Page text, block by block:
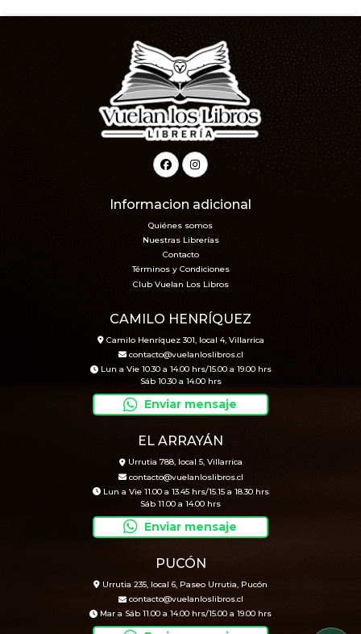
Informacion adicional
Quiénes somos
Nuestras Librerías
Contacto
Términos y Condiciones
Club Vuelan Los Libros
CAMILO HENRÍQUEZ
Camilo Henríquez 301, local 4, Villarrica
contacto@vuelanloslibros.cl
Lun a Vie 10.30 a 14.00 hrs/15.00 a 19.00 hrs
Sáb 10.30 a 14.00 hrs
Enviar mensaje
EL ARRAYÁN
Urrutia 788, local 5, Villarrica
contacto@vuelanloslibros.cl
Lun a Vie 11.00 a 13.45 hrs/15.15 a 18.30 hrs
Sáb 11.00 a 14.00 hrs
Enviar mensaje
PUCÓN
Urrutia 235, local 6, Paseo Urrutia, Pucón
contacto@vuelanloslibros.cl
Mar a Sáb 11.00 a 14.00 hrs/15.00 a 19.00 hrs